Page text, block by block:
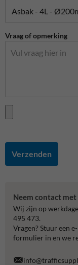
Vraag of opmerking
Verzenden
Neem contact met
Wij zijn op
495 473.
Vragen? Stuur een
formulier in en we